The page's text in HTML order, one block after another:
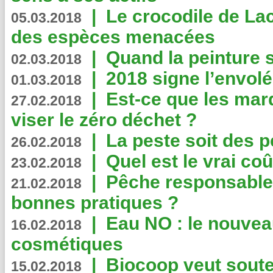
05.03.2018 | Le crocodile de
des espèces menacées
02.03.2018 | Quand la peinture
01.03.2018 | 2018 signe
27.02.2018 | Est-ce que les
viser le zéro déchet ?
26.02.2018 | La peste soit des
23.02.2018 | Quel est le vrai
21.02.2018 | Pêche
bonnes pratiques ?
16.02.2018 | Eau NO : le
cosmétiques
15.02.2018 | Biocoop veut